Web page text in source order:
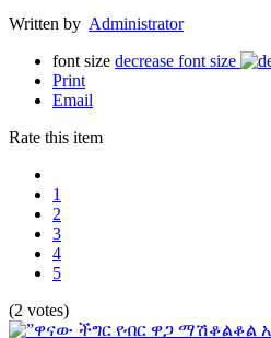
Written by Administrator
font size decrease font size
Print
Email
Rate this item
1
2
3
4
5
(2 votes)